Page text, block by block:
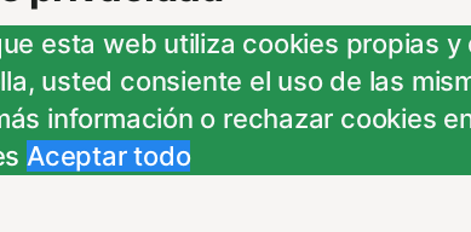
esta web utiliza cookies propias
usted consiente el uso de las
información o rechazar cookies
Aceptar todo
cookies propias y de otras
Si no está de acuerdo con